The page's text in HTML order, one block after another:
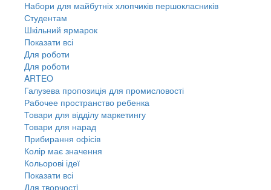
Набори для майбутніх хлопчиків першокласників
Студентам
Шкільний ярмарок
Показати всі
Для роботи
Для роботи
ARTEO
Галузева пропозиція для промисловості
Рабочее пространство ребенка
Товари для відділу маркетингу
Товари для нарад
Прибирання офісів
Колір має значення
Кольорові ідеї
Показати всі
Для творчостi